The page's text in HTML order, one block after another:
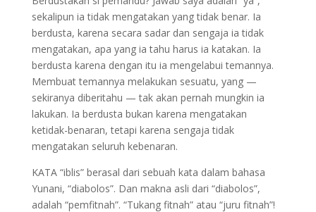
sekalipun ia tidak mengatakan yang tidak benar. Ia
berdusta, karena secara sadar dan sengaja ia tidak
mengatakan, apa yang ia tahu harus ia katakan. Ia
berdusta karena dengan itu ia mengelabui temannya.
Membuat temannya melakukan sesuatu, yang —
sekiranya diberitahu — tak akan pernah mungkin ia
lakukan. Ia berdusta bukan karena mengatakan
ketidak-benaran, tetapi karena sengaja tidak
mengatakan seluruh kebenaran.
KATA “iblis” berasal dari sebuah kata dalam bahasa
Yunani, “diabolos”. Dan makna asli dari “diabolos”,
adalah “pemfitnah”. “Tukang fitnah” atau “juru fitnah”!